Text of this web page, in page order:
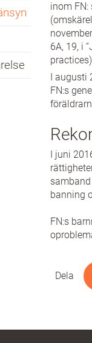
inom
6A, 19, i
I augusti
FN:s
I juni
banning
FN:s
Dela